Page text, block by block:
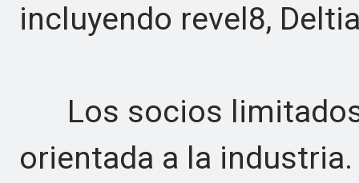
incluyendo revel8,
Los socios limitados
orientada a la